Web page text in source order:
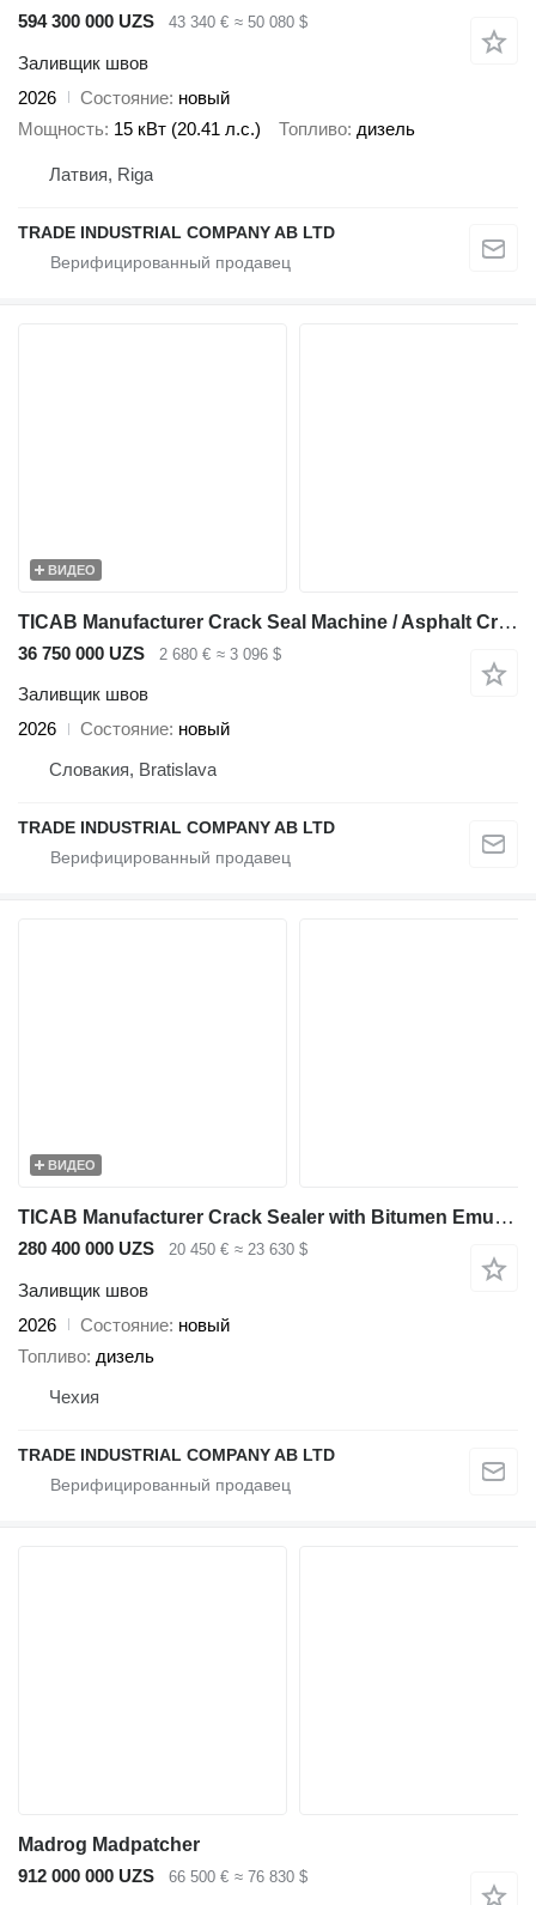
594 300 000 UZS 43 340 € ≈ 50 080 $
Заливщик швов
2026
Состояние новый
Мощность 15 кВт (20.41 л.с.) Топливо дизель
Латвия, Riga
TRADE INDUSTRIAL COMPANY AB LTD
ВИДЕО
TICAB Manufacturer Crack Seal Machine / Asphalt Crack Fill Machine
36 750 000 UZS 2 680 € ≈ 3 096 $
Заливщик швов
2026
Состояние новый
Словакия, Bratislava
TRADE INDUSTRIAL COMPANY AB LTD
ВИДЕО
TICAB Manufacturer Crack Sealer with Bitumen Emulsion Sprayer
280 400 000 UZS 20 450 € ≈ 23 630 $
Заливщик швов
2026
Состояние новый
Топливо дизель
Чехия
TRADE INDUSTRIAL COMPANY AB LTD
Madrog Madpatcher
912 000 000 UZS
66 500 € ≈ 76 830 $